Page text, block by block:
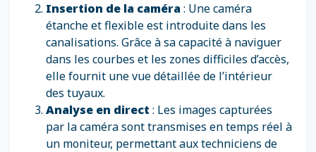
Insertion de la caméra: Une caméra
étanche et flexible est introduite dans les
canalisations. Grâce à sa capacité à naviguer
dans les courbes et les zones difficiles d’accès,
elle fournit une vue détaillée de l’intérieur
des tuyaux.
Analyse en direct : Les images capturées
par la caméra sont transmises en temps réel à
un moniteur, permettant aux techniciens de